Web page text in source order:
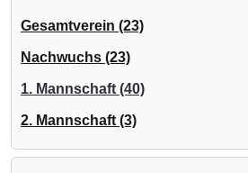
Gesamtverein (23)
Nachwuchs (23)
1. Mannschaft (40)
2. Mannschaft (3)